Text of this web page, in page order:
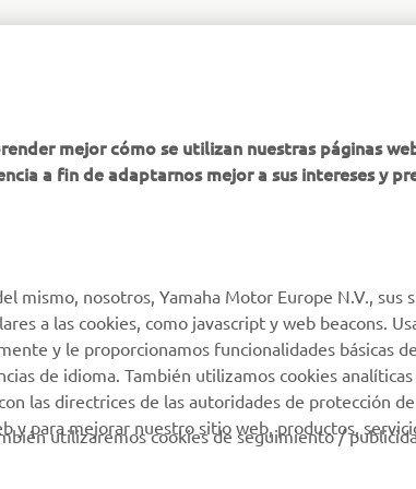
Music
móviles
Atención al Cliente
Soporte de la tienda
Localizador de
Concesionarios
Condiciones de uso
Gestión de Baterías
Usadas
a fin de adaptarnos mejor a sus intereses y
a las cookies, como javascript y web beacons.
y le proporcionamos funcionalidades básicas
de idioma. También utilizamos cookies
las directrices de las autoridades de protección
y para mejorar nuestro sitio web, productos,
utilizaremos cookies de seguimiento /